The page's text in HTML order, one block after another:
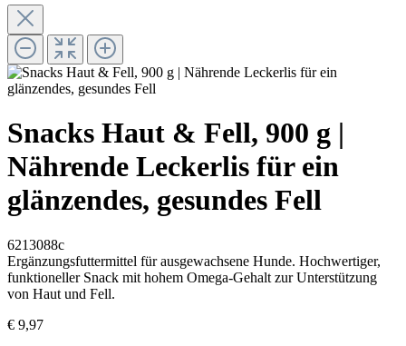
Snacks Haut & Fell, 900 g |
Nährende Leckerlis für ein
glänzendes, gesundes Fell
6213088c
Ergänzungsfuttermittel für ausgewachsene Hunde. Hochwertiger,
funktioneller Snack mit hohem Omega-Gehalt zur Unterstützung
von Haut und Fell.
€ 9,97